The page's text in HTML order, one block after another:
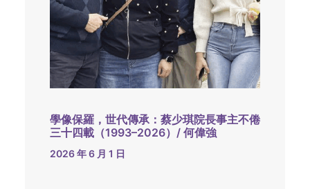
學像保羅，世代傳承：蔡少琪院長事主不倦
三十四載（1993–2026）/ 何偉強
2026 年 6 月 1 日